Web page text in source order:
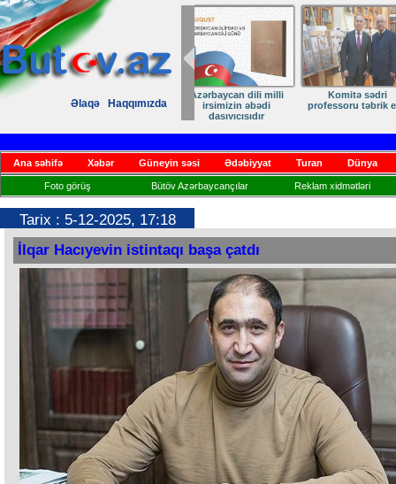
Əlaqə Haqqımızda
Zəfərdən Qayıdışa –
Həsrətin Sonu Yaxındır
ANA DİLİMİZ
Ana səhifə Xəbər Güneyin səsi Ədəbiyyat Turan Dünya
Foto görüş Bütöv Azərbaycançılar Reklam xidmətləri
Tarix : 5-12-2025, 17:18
İlqar Hacıyevin istintaqı başa çatdı